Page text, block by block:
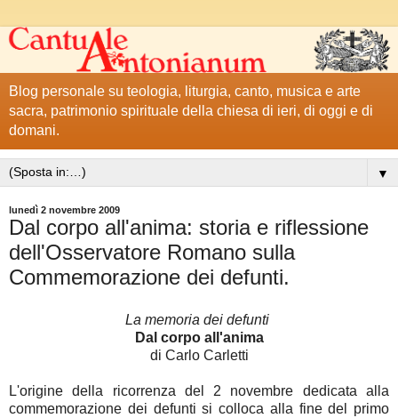
Blog personale su teologia, liturgia, canto, musica e arte
sacra, patrimonio spirituale della chiesa di ieri, di oggi e di
domani.
▼
lunedì 2 novembre 2009
Dal corpo all'anima: storia e riflessione
dell'Osservatore Romano sulla
Commemorazione dei defunti.
La memoria dei defunti
Dal corpo all'anima
di Carlo Carletti
L'origine della ricorrenza del 2 novembre dedicata alla
commemorazione dei defunti si colloca alla fine del primo